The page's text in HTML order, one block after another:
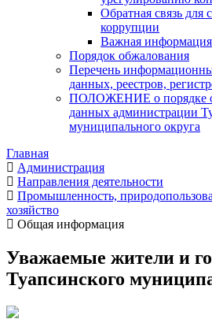
Обратная связь для
коррупции
Важная информация
Порядок обжалования
Перечень
данных, реестров,
ПОЛОЖЕНИЕ о порядке
данных администрации
муниципального округа
Главная
Администрация
Направления деятельности
Промышленность,
хозяйство
Общая информация
Уважаемые жители и
Туапсинского